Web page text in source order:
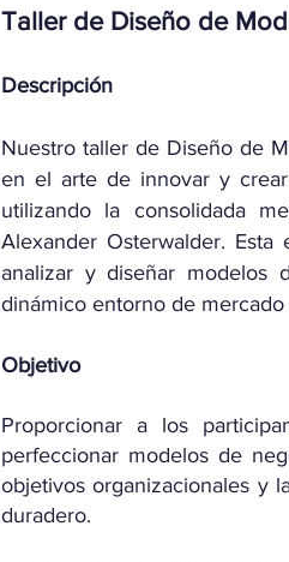
Taller de Diseño de
Descripción
Nuestro taller de Diseño de
en el arte de innovar y
utilizando la consolidada
Alexander Osterwalder.
analizar y diseñar modelos
dinámico entorno de mercado
Objetivo
Proporcionar a los
perfeccionar modelos de
objetivos organizacionales y
duradero.